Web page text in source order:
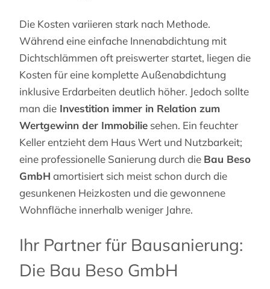
Die Kosten variieren stark nach Methode.
Während eine einfache Innenabdichtung mit
Dichtschlämmen oft preiswerter startet, liegen die
Kosten für eine komplette Außenabdichtung
inklusive Erdarbeiten deutlich höher. Jedoch sollte
man die Investition immer in Relation zum
Wertgewinn der Immobilie sehen. Ein feuchter
Keller entzieht dem Haus Wert und Nutzbarkeit;
eine professionelle Sanierung durch die Bau Beso
GmbH amortisiert sich meist schon durch die
gesunkenen Heizkosten und die gewonnene
Wohnfläche innerhalb weniger Jahre.
Ihr Partner für Bausanierung:
Die Bau Beso GmbH